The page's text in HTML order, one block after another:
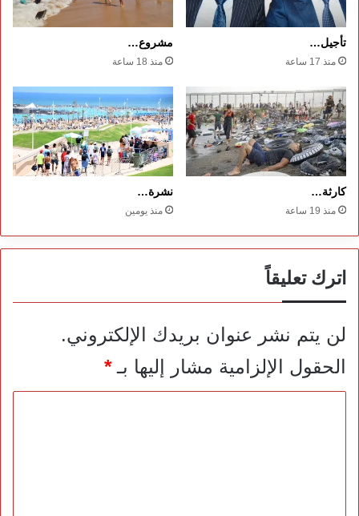
تأجيل…
منذ 17 ساعة
مشروع…
منذ 18 ساعة
كارثة…
منذ 19 ساعة
نشرة…
منذ يومين
اترك تعليقاً
لن يتم نشر عنوان بريدك الإلكتروني.
الحقول الإلزامية مشار إليها بـ*